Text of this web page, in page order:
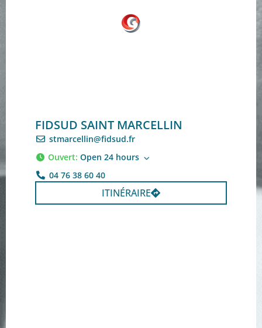
FIDSUD SAINT MARCELLIN
stmarcellin@fidsud.fr
Ouvert: Open 24 hours
04 76 38 60 40
ITINÉRAIRE